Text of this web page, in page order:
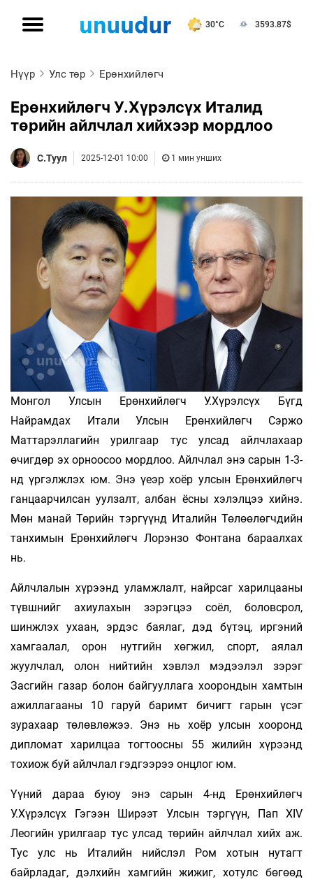
30°C 3593.87$
Нүүр Улс төр Ерөнхийлөгч
Ерөнхийлөгч У.Хүрэлсүх Италид
төрийн айлчлал хийхээр мордлоо
С.Туул 2025-12-01 10:00 1 мин унших
Монгол Улсын Ерөнхийлөгч У.Хүрэлсүх Бүгд
Найрамдах Итали Улсын Ерөнхийлөгч Сэржо
Маттарэллагийн урилгаар тус улсад айлчлахаар
өчигдөр эх орноосоо мордлоо. Айлчлал энэ сарын 1-3-
нд үргэлжлэх юм. Энэ үеэр хоёр улсын Ерөнхийлөгч
ганцаарчилсан уулзалт, албан ёсны хэлэлцээ хийнэ.
Мөн манай Төрийн тэргүүнд Италийн Төлөөлөгчдийн
танхимын Ерөнхийлөгч Ло­­рэнзо Фонтана бараалхах
нь.
Айлчлалын хүрээнд уламжлалт, найрсаг харилцааны
түвшнийг ахиулахын зэрэгцээ соёл, боловсрол,
шинжлэх ухаан, эрдэс баялаг, дэд бүтэц, иргэний
хамгаалал, орон нутгийн хөгжил, спорт, аялал
жуулчлал, олон нийтийн хэвлэл мэдээлэл зэрэг
Засгийн газар болон байгууллага хоорондын хамтын
ажиллагааны 10 гаруй баримт бичигт гарын үсэг
зурахаар тө­лөвлөжээ. Энэ нь хоёр улсын хооронд
дипломат харилцаа тогтоосны 55 жилийн хүрээнд
тохиож буй айлчлал гэдгээрээ онцлог юм.
Үүний дараа буюу энэ сарын 4-нд Ерөнхийлөгч
У.Хүрэлсүх Гэгээн Ширээт Улсын тэргүүн, Пап XIV
Леогийн урилгаар тус улсад төрийн айлчлал хийх аж.
Тус улс нь Италийн нийслэл Ром хотын нутагт
байрладаг, дэлхийн хамгийн жижиг, хотулс бөгөөд